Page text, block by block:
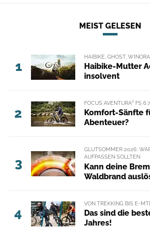
MEIST GELESEN
1
HAIBIKE, GHOST,
Haibike-Mutter
insolvent
2
FOCUS AVENTURA² FS
Komfort-Sänfte
Abenteuer?
3
GLUTSOMMER 2026:
AUFPASSEN SOLLTEN
Kann deine
Waldbrand
4
VON TREKKING BIS E-
Das sind die
Jahres!